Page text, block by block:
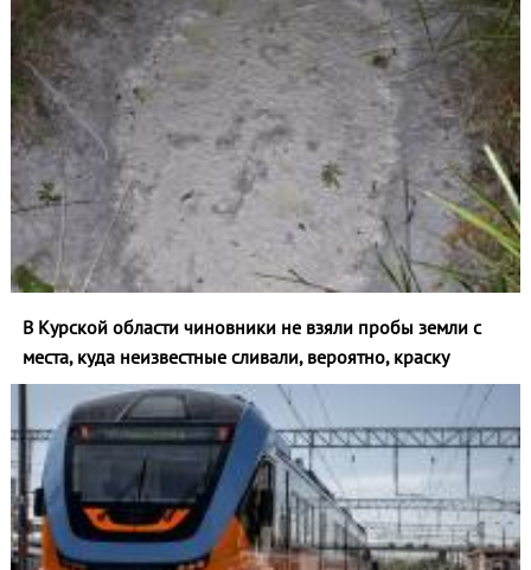
В Курской области чиновники не взяли пробы земли с
места, куда неизвестные сливали, вероятно, краску